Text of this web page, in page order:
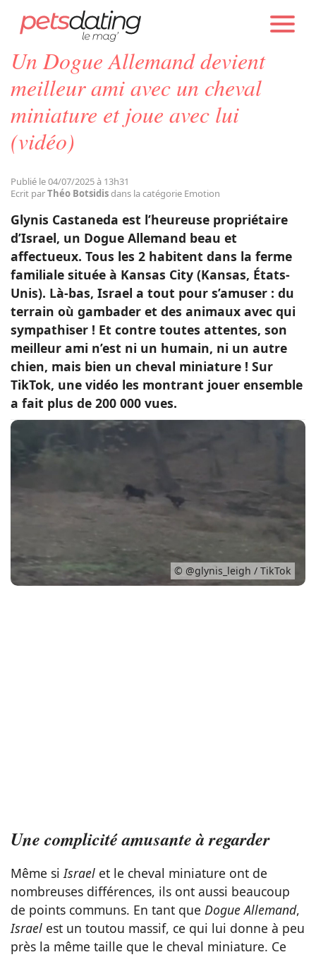
Chien
Chat
Tops
Sauvetages
Conso
PETS DATING ACTUALITÉS EMOTION
Un Dogue Allemand devient
meilleur ami avec un cheval
miniature et joue avec lui
(vidéo)
Publié le 04/07/2025 à 13h31
Ecrit parThéo Botsidisdans la catégorie Emotion
Glynis Castaneda est l’heureuse propriétaire
d’Israel, un Dogue Allemand beau et
affectueux. Tous les 2 habitent dans la ferme
familiale située à Kansas City (Kansas, États-
Unis). Là-bas, Israel a tout pour s’amuser : du
terrain où gambader et des animaux avec qui
sympathiser ! Et contre toutes attentes, son
meilleur ami n’est ni un humain, ni un autre
chien, mais bien un cheval miniature ! Sur
TikTok, une vidéo les montrant jouer ensemble
a fait plus de 200 000 vues.
© @glynis_leigh / TikTok
Une complicité amusante à regarder
Même siIsrael et le cheval miniature ont de
nombreuses différences, ils ont aussi beaucoup
de points communs. En tant que Dogue Allemand,
Israel est un toutou massif, ce qui lui donne à peu
près la même taille que le cheval miniature. Ce